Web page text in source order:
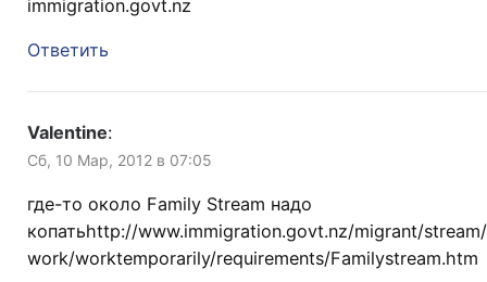
immigration.govt.nz
Ответить
Valentine:
Сб, 10 Мар, 2012 в 07:05
где-то около Family Stream надо
копатьhttp://www.immigration.govt.nz/migrant/stream/
work/worktemporarily/requirements/Familystream.htm